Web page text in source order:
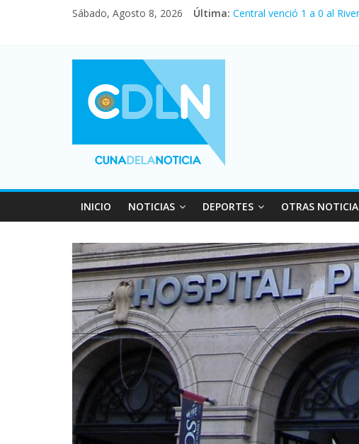
Sábado, Agosto 8, 2026 Última: Central venció 1 a 0 al
Vacaciones de invierno
Fuerte caída de la venta
INICIO NOTICIAS DEPORTES OTRAS